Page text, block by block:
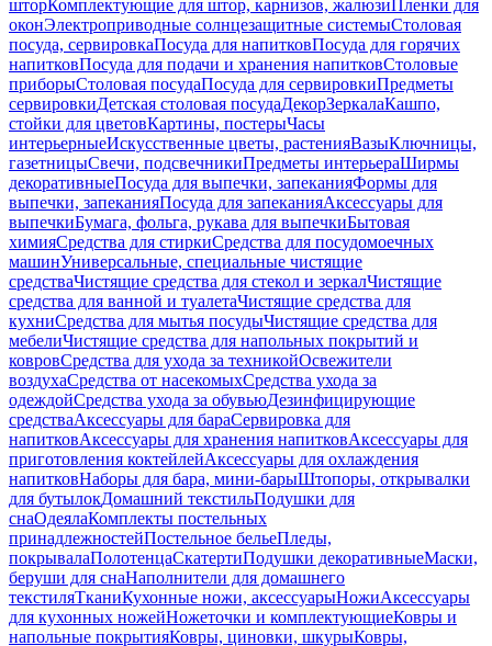
шторКомплектующие для штор, карнизов, жалюзиПленки для
оконЭлектроприводные солнцезащитные системыСтоловая
посуда, сервировкаПосуда для напитковПосуда для горячих
напитковПосуда для подачи и хранения напитковСтоловые
приборыСтоловая посудаПосуда для сервировкиПредметы
сервировкиДетская столовая посудаДекорЗеркалаКашпо,
стойки для цветовКартины, постерыЧасы
интерьерныеИскусственные цветы, растенияВазыКлючницы,
газетницыСвечи, подсвечникиПредметы интерьераШирмы
декоративныеПосуда для выпечки, запеканияФормы для
выпечки, запеканияПосуда для запеканияАксессуары для
выпечкиБумага, фольга, рукава для выпечкиБытовая
химияСредства для стиркиСредства для посудомоечных
машинУниверсальные, специальные чистящие
средстваЧистящие средства для стекол и зеркалЧистящие
средства для ванной и туалетаЧистящие средства для
кухниСредства для мытья посудыЧистящие средства для
мебелиЧистящие средства для напольных покрытий и
ковровСредства для ухода за техникойОсвежители
воздухаСредства от насекомыхСредства ухода за
одеждойСредства ухода за обувьюДезинфицирующие
средстваАксессуары для бараСервировка для
напитковАксессуары для хранения напитковАксессуары для
приготовления коктейлейАксессуары для охлаждения
напитковНаборы для бара, мини-барыШтопоры, открывалки
для бутылокДомашний текстильПодушки для
снаОдеялаКомплекты постельных
принадлежностейПостельное бельеПледы,
покрывалаПолотенцаСкатертиПодушки декоративныеМаски,
беруши для снаНаполнители для домашнего
текстиляТканиКухонные ножи, аксессуарыНожиАксессуары
для кухонных ножейНожеточки и комплектующиеКовры и
напольные покрытияКовры, циновки, шкурыКовры,